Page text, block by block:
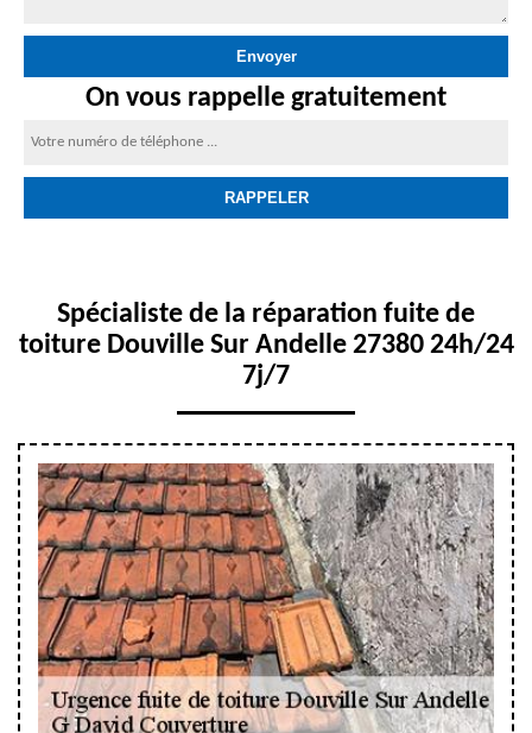
On vous rappelle gratuitement
Spécialiste de la réparation fuite de
toiture Douville Sur Andelle 27380 24h/24
7j/7